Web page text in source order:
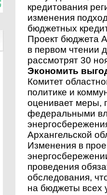
кредитования
изменения
бюджетных
Проект бюджета
в первом чтении
рассмотрят 30
Экономить
Комитет
политике и
оценивает меры,
федеральными
Архангельской
Изменения в
проведения
обследования,
на бюджеты всех